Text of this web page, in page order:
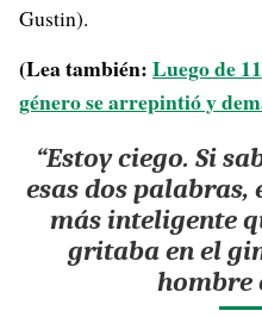
Gustin).
(Lea también:Luego de
género se arrepintió y
“Estoy ciego. Si
esas dos palabras,
más inteligente
gritaba en el
hombre